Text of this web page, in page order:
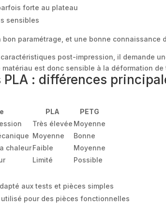
forte au plateau
sensibles
bon paramétrage, et une bonne connaissance
post-impression, il demande
est donc sensible à la déformation de
PLA : différences
PLA
PETG
Très élevée Moyenne
Moyenne
Bonne
chaleurFaible
Moyenne
Limité Possible
aux tests et pièces simples
utilisé pour des pièces fonctionnelles